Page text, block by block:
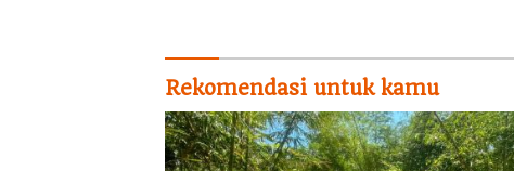
Rekomendasi untuk kamu